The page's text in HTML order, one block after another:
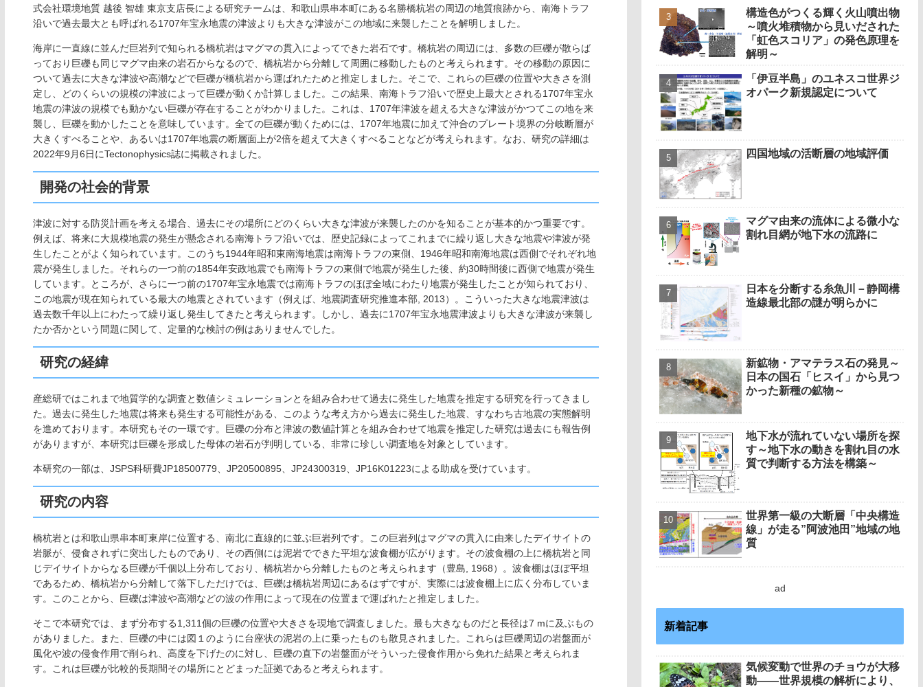
式会社環境地質 越後 智雄 東京支店長による研究チームは、和歌山県串本町にある名勝橋杭岩の周辺の地質痕跡から、南海トラフ
沿いで過去最大とも呼ばれる1707年宝永地震の津波よりも大きな津波がこの地域に来襲したことを解明しました。
海岸に一直線に並んだ巨岩列で知られる橋杭岩はマグマの貫入によってできた岩石です。橋杭岩の周辺には、多数の巨礫が散らば
っており巨礫も同じマグマ由来の岩石からなるので、橋杭岩から分離して周囲に移動したものと考えられます。その移動の原因に
ついて過去に大きな津波や高潮などで巨礫が橋杭岩から運ばれたためと推定しました。そこで、これらの巨礫の位置や大きさを測
定し、どのくらいの規模の津波によって巨礫が動くか計算しました。この結果、南海トラフ沿いで歴史上最大とされる1707年宝永
地震の津波の規模でも動かない巨礫が存在することがわかりました。これは、1707年津波を超える大きな津波がかつてこの地を来
襲し、巨礫を動かしたことを意味しています。全ての巨礫が動くためには、1707年地震に加えて沖合のプレート境界の分岐断層が
大きくすべることや、あるいは1707年地震の断層面上が2倍を超えて大きくすべることなどが考えられます。なお、研究の詳細は
2022年9月6日にTectonophysics誌に掲載されました。
開発の社会的背景
津波に対する防災計画を考える場合、過去にその場所にどのくらい大きな津波が来襲したのかを知ることが基本的かつ重要です。
例えば、将来に大規模地震の発生が懸念される南海トラフ沿いでは、歴史記録によってこれまでに繰り返し大きな地震や津波が発
生したことがよく知られています。このうち1944年昭和東南海地震は南海トラフの東側、1946年昭和南海地震は西側でそれぞれ地
震が発生しました。それらの一つ前の1854年安政地震でも南海トラフの東側で地震が発生した後、約30時間後に西側で地震が発生
しています。ところが、さらに一つ前の1707年宝永地震では南海トラフのほぼ全域にわたり地震が発生したことが知られており、
この地震が現在知られている最大の地震とされています（例えば、地震調査研究推進本部, 2013）。こういった大きな地震津波は
過去数千年以上にわたって繰り返し発生してきたと考えられます。しかし、過去に1707年宝永地震津波よりも大きな津波が来襲し
たか否かという問題に関して、定量的な検討の例はありませんでした。
研究の経緯
産総研ではこれまで地質学的な調査と数値シミュレーションとを組み合わせて過去に発生した地震を推定する研究を行ってきまし
た。過去に発生した地震は将来も発生する可能性がある、このような考え方から過去に発生した地震、すなわち古地震の実態解明
を進めております。本研究もその一環です。巨礫の分布と津波の数値計算とを組み合わせて地震を推定した研究は過去にも報告例
がありますが、本研究は巨礫を形成した母体の岩石が判明している、非常に珍しい調査地を対象としています。
本研究の一部は、JSPS科研費JP18500779、JP20500895、JP24300319、JP16K01223による助成を受けています。
研究の内容
橋杭岩とは和歌山県串本町東岸に位置する、南北に直線的に並ぶ巨岩列です。この巨岩列はマグマの貫入に由来したデイサイトの
岩脈が、侵食されずに突出したものであり、その西側には泥岩でできた平坦な波食棚が広がります。その波食棚の上に橋杭岩と同
じデイサイトからなる巨礫が千個以上分布しており、橋杭岩から分離したものと考えられます（豊島, 1968）。波食棚はほぼ平坦
であるため、橋杭岩から分離して落下しただけでは、巨礫は橋杭岩周辺にあるはずですが、実際には波食棚上に広く分布していま
す。このことから、巨礫は津波や高潮などの波の作用によって現在の位置まで運ばれたと推定しました。
そこで本研究では、まず分布する1,311個の巨礫の位置や大きさを現地で調査しました。最も大きなものだと長径は7 mに及ぶもの
がありました。また、巨礫の中には図１のように台座状の泥岩の上に乗ったものも散見されました。これらは巨礫周辺の岩盤面が
風化や波の侵食作用で削られ、高度を下げたのに対し、巨礫の直下の岩盤面がそういった侵食作用から免れた結果と考えられま
す。これは巨礫が比較的長期間その場所にとどまった証拠であると考えられます。
構造色がつくる輝く火山噴出物
～噴火堆積物から見いだされた
「虹色スコリア」の発色原理を
解明～
「伊豆半島」のユネスコ世界ジ
オパーク新規認定について
四国地域の活断層の地域評価
マグマ由来の流体による微小な
割れ目網が地下水の流路に
日本を分断する糸魚川－静岡構
造線最北部の謎が明らかに
新鉱物・アマテラス石の発見～
日本の国石「ヒスイ」から見つ
かった新種の鉱物～
地下水が流れていない場所を探
す～地下水の動きを割れ目の水
質で判断する方法を構築～
世界第一級の大断層「中央構造
線」が走る”阿波池田”地域の地
質
ad
新着記事
気候変動で世界のチョウが大移
動――世界規模の解析により、